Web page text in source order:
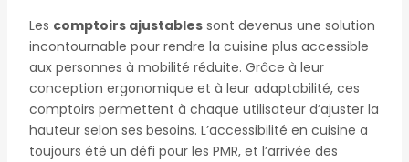
Les comptoirs ajustablessont devenus une solution
incontournable pour rendre la cuisine plus accessible
aux personnes à mobilité réduite. Grâce à leur
conception ergonomique et à leur adaptabilité, ces
comptoirs permettent à chaque utilisateur d’ajuster la
hauteur selon ses besoins. L’accessibilité en cuisine a
toujours été un défi pour les PMR, et l’arrivée des